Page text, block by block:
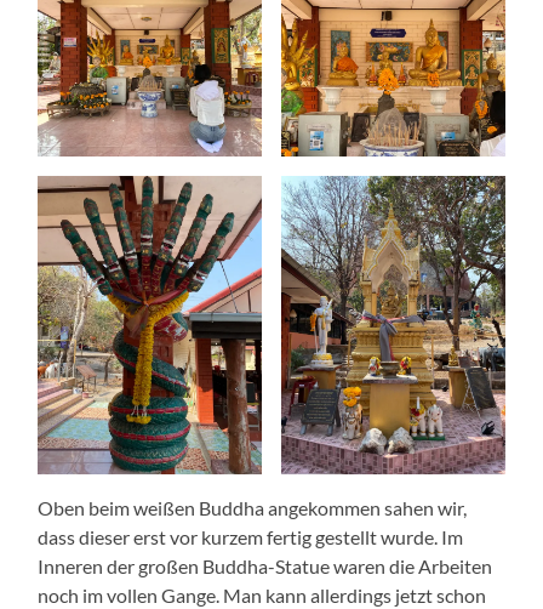
Oben beim weißen Buddha angekommen sahen wir,
dass dieser erst vor kurzem fertig gestellt wurde. Im
Inneren der großen Buddha-Statue waren die Arbeiten
noch im vollen Gange. Man kann allerdings jetzt schon